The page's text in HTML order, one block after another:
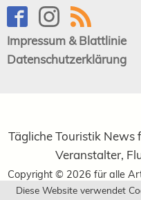
Diese Website verwendet
Impressum & Blattlinie
Datenschutzerklärung
Tägliche Touristik News
Veranstalter,
Copyright © 2026 für alle